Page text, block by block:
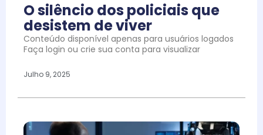
O silêncio dos policiais que
desistem de viver
Conteúdo disponível apenas para usuários logados
Faça login ou crie sua conta para visualizar
Julho 9, 2025